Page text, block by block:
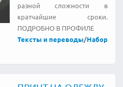
разной сложности в
кратчайшие сроки.
ПОДРОБНО В ПРОФИЛЕ
Тексты и переводы/Набор